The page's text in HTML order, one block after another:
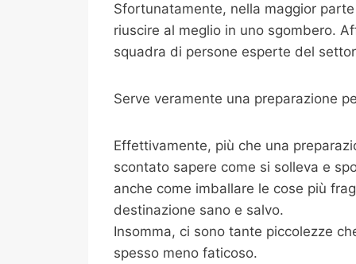
Sfortunatamente, nella maggior
riuscire al meglio in uno sgombero.
squadra di persone esperte del
Serve veramente una preparazione
Effettivamente, più che una
scontato sapere come si solleva e
anche come imballare le cose più
destinazione sano e salvo.
Insomma, ci sono tante piccolezze
spesso meno faticoso.